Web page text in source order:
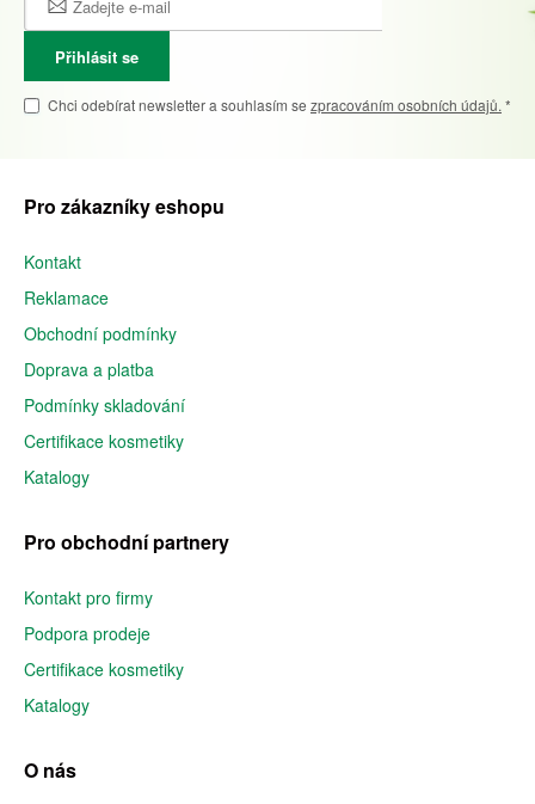
Přihlásit se
Chci odebírat newsletter a souhlasím se zpracováním osobních údajů. *
Pro zákazníky eshopu
Kontakt
Reklamace
Obchodní podmínky
Doprava a platba
Podmínky skladování
Certifikace kosmetiky
Katalogy
Pro obchodní partnery
Kontakt pro firmy
Podpora prodeje
Certifikace kosmetiky
Katalogy
O nás